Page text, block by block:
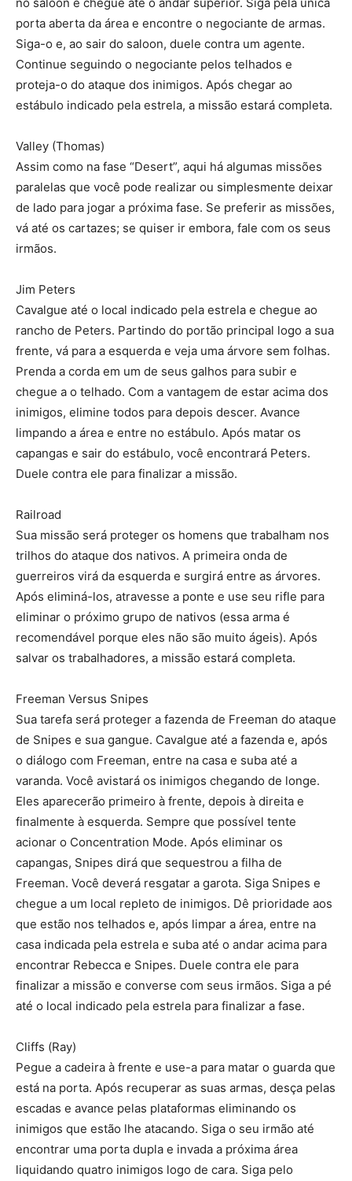
porta aberta da área e encontre o negociante de armas.
Siga-o e, ao sair do saloon, duele contra um agente.
Continue seguindo o negociante pelos telhados e
proteja-o do ataque dos inimigos. Após chegar ao
estábulo indicado pela estrela, a missão estará completa.
Valley (Thomas)
Assim como na fase “Desert”, aqui há algumas missões
paralelas que você pode realizar ou simplesmente deixar
de lado para jogar a próxima fase. Se preferir as missões,
vá até os cartazes; se quiser ir embora, fale com os seus
irmãos.
Jim Peters
Cavalgue até o local indicado pela estrela e chegue ao
rancho de Peters. Partindo do portão principal logo a sua
frente, vá para a esquerda e veja uma árvore sem folhas.
Prenda a corda em um de seus galhos para subir e
chegue a o telhado. Com a vantagem de estar acima dos
inimigos, elimine todos para depois descer. Avance
limpando a área e entre no estábulo. Após matar os
capangas e sair do estábulo, você encontrará Peters.
Duele contra ele para finalizar a missão.
Railroad
Sua missão será proteger os homens que trabalham nos
trilhos do ataque dos nativos. A primeira onda de
guerreiros virá da esquerda e surgirá entre as árvores.
Após eliminá-los, atravesse a ponte e use seu rifle para
eliminar o próximo grupo de nativos (essa arma é
recomendável porque eles não são muito ágeis). Após
salvar os trabalhadores, a missão estará completa.
Freeman Versus Snipes
Sua tarefa será proteger a fazenda de Freeman do ataque
de Snipes e sua gangue. Cavalgue até a fazenda e, após
o diálogo com Freeman, entre na casa e suba até a
varanda. Você avistará os inimigos chegando de longe.
Eles aparecerão primeiro à frente, depois à direita e
finalmente à esquerda. Sempre que possível tente
acionar o Concentration Mode. Após eliminar os
capangas, Snipes dirá que sequestrou a filha de
Freeman. Você deverá resgatar a garota. Siga Snipes e
chegue a um local repleto de inimigos. Dê prioridade aos
que estão nos telhados e, após limpar a área, entre na
casa indicada pela estrela e suba até o andar acima para
encontrar Rebecca e Snipes. Duele contra ele para
finalizar a missão e converse com seus irmãos. Siga a pé
até o local indicado pela estrela para finalizar a fase.
Cliffs (Ray)
Pegue a cadeira à frente e use-a para matar o guarda que
está na porta. Após recuperar as suas armas, desça pelas
escadas e avance pelas plataformas eliminando os
inimigos que estão lhe atacando. Siga o seu irmão até
encontrar uma porta dupla e invada a próxima área
liquidando quatro inimigos logo de cara. Siga pelo